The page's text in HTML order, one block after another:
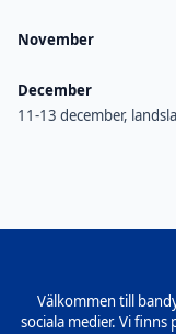
November
December
11-13 december,
Välkommen till
sociala medier. Vi finns